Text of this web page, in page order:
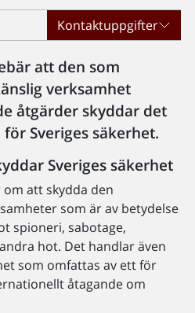
Kontaktuppgifter
att den som
verksamhet
åtgärder skyddar det
Sveriges säkerhet.
Sveriges säkerhet
att skydda den
som är av betydelse
spioneri, sabotage,
hot. Det handlar även
som omfattas av ett för
åtagande om